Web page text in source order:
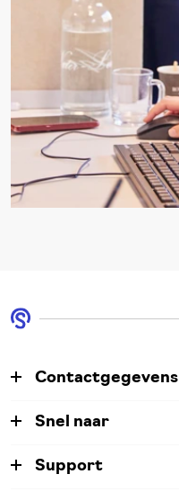
Contactgegevens
Snel naar
Support